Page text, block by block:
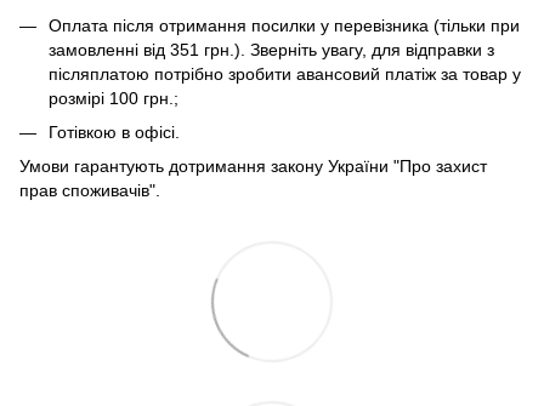
Оплата після отримання посилки у перевізника (тільки при
замовленні від 351 грн.). Зверніть увагу, для відправки з
післяплатою потрібно зробити авансовий платіж за товар у
розмірі 100 грн.;
Готівкою в офісі.
Умови гарантують дотримання закону України "Про захист
прав споживачів".